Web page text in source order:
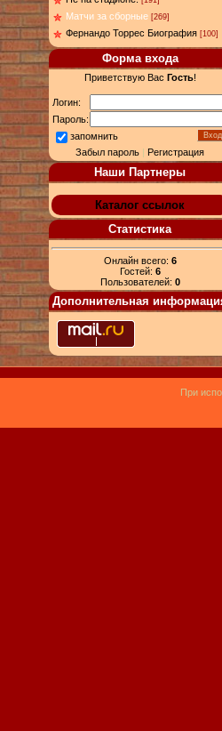
Матчи за сборные [269]
Фернандо Торрес Биография [100]
Форма входа
Приветствую Вас Гость!
Логин:
Пароль:
запомнить
Забыл пароль |Регистрация
Наши Партнеры
Каталог ссылок
Статистика
Онлайн всего: 6
Гостей: 6
Пользователей: 0
Дополнительная
При